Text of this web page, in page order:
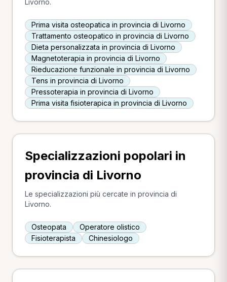
Livorno.
Prima visita osteopatica in provincia di Livorno
Trattamento osteopatico in provincia di Livorno
Dieta personalizzata in provincia di Livorno
Magnetoterapia in provincia di Livorno
Rieducazione funzionale in provincia di Livorno
Tens in provincia di Livorno
Pressoterapia in provincia di Livorno
Prima visita fisioterapica in provincia di Livorno
Specializzazioni popolari in
provincia di Livorno
Le specializzazioni più cercate in provincia di
Livorno.
Osteopata
Operatore olistico
Fisioterapista
Chinesiologo